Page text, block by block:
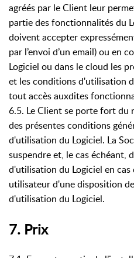
agréés par le Client leur
partie des fonctionnalités du
doivent accepter
par l’envoi d’un email) ou en
Logiciel ou dans le cloud les
et les conditions d'utilisation
tout accès auxdites
6.5. Le Client se porte fort du
des présentes conditions
d'utilisation du Logiciel. La
suspendre et, le cas échéant,
d'utilisation du Logiciel en
utilisateur d'une disposition
d'utilisation du Logiciel.
7. Prix